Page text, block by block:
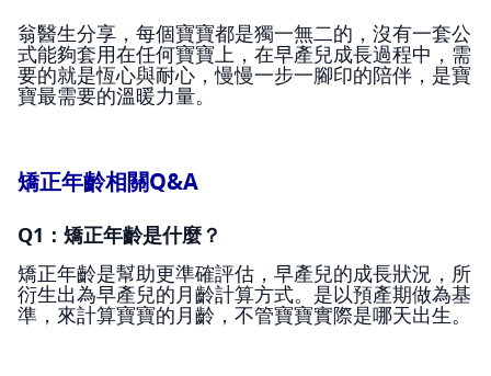
翁醫生分享，每個寶寶都是獨一無二的，沒有一套公
式能夠套用在任何寶寶上，在早產兒成長過程中，需
要的就是恆心與耐心，慢慢一步一腳印的陪伴，是寶
寶最需要的溫暖力量。
矯正年齡相關Q&A
Q1：矯正年齡是什麼？
矯正年齡是幫助更準確評估，早產兒的成長狀況，所
衍生出為早產兒的月齡計算方式。是以預產期做為基
準，來計算寶寶的月齡，不管寶寶實際是哪天出生。